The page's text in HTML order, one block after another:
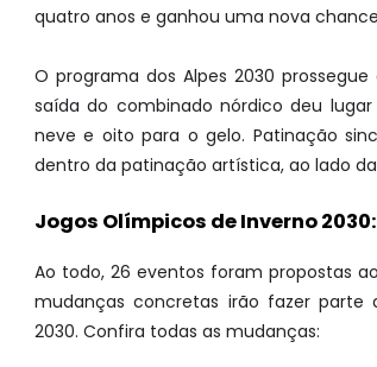
quatro anos e ganhou uma nova
O programa dos Alpes 2030 prossegue
saída do combinado nórdico deu
neve e oito para o gelo. Patinação
dentro da patinação artística, ao lado
Jogos Olímpicos de Inverno
Ao todo, 26 eventos foram propostas
mudanças concretas irão fazer parte
2030. Confira todas as mudanças: